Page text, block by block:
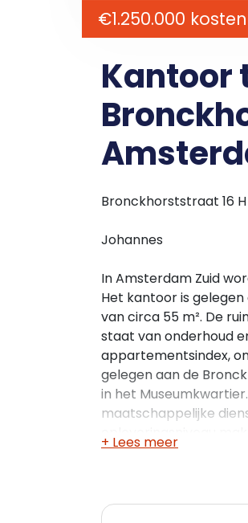
€1.250.000
Kantoor
Bronckhorststraat 16 H
Johannes
In Amsterdam Zuid
Het kantoor is
van circa 55 m². De
staat van onderhoud
appartementsindex,
gelegen aan de
in het
maatschappelijke
ruimte interessant
Gebouw
+ Lees meer